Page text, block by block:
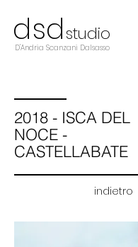
dsdstudio
D'Andria Scanzani Dalsasso
2018 - ISCA DEL
NOCE -
CASTELLABATE
indietro